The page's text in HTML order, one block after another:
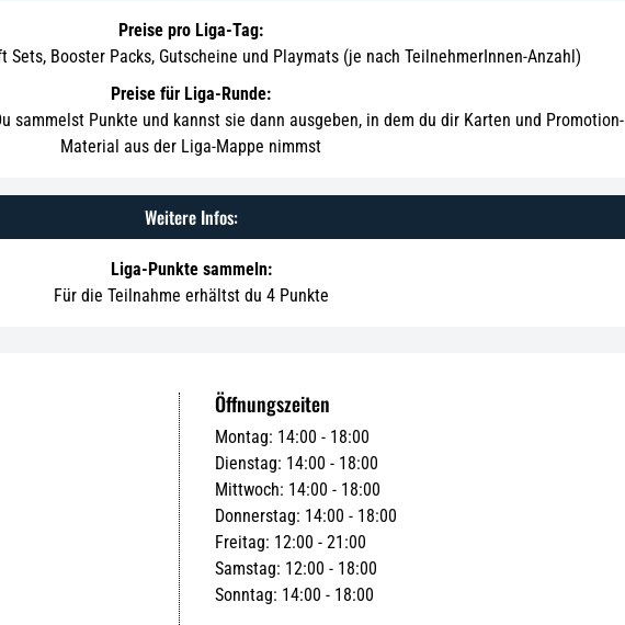
Preise pro Liga-Tag:
Sets, Booster Packs, Gutscheine und Playmats (je nach TeilnehmerInnen-Anzahl)
Preise für Liga-Runde:
sammelst Punkte und kannst sie dann ausgeben, in dem du dir Karten und Promotion-
Material aus der Liga-Mappe nimmst
Weitere Infos:
Liga-Punkte sammeln:
Für die Teilnahme erhältst du 4 Punkte
Öffnungszeiten
Montag: 14:00 - 18:00
Dienstag: 14:00 - 18:00
Mittwoch: 14:00 - 18:00
Donnerstag: 14:00 - 18:00
Freitag: 12:00 - 21:00
Samstag: 12:00 - 18:00
Sonntag: 14:00 - 18:00